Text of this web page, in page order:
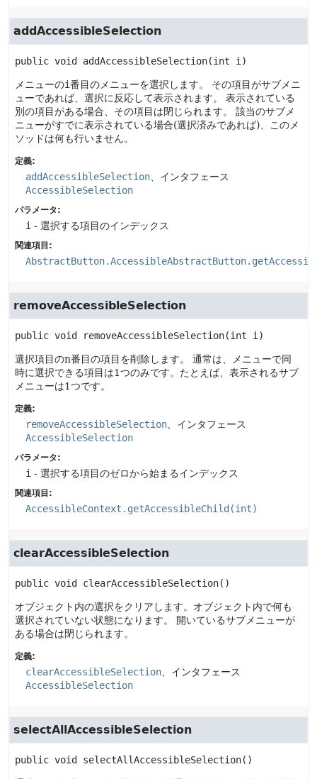
addAccessibleSelection
public void addAccessibleSelection(int i)
メニューのi番目のメニューを選択します。
その項目がサブメニ
ューであれば、選択に反応して表示されます。
表示されている
別の項目がある場合、その項目は閉じられます。
該当のサブメ
ニューがすでに表示されている場合(選択済みであれば)、このメ
ソッドは何も行いません。
定義:
addAccessibleSelection 、インタフェース
AccessibleSelection
パラメータ:
i - 選択する項目のインデックス
関連項目:
removeAccessibleSelection
public void removeAccessibleSelection(int i)
選択項目のn番目の項目を削除します。
通常は、メニューで同
時に選択できる項目は1つのみです。たとえば、表示されるサブ
メニューは1つです。
定義:
removeAccessibleSelection 、インタフェース
AccessibleSelection
パラメータ:
i - 選択する項目のゼロから始まるインデックス
関連項目:
AccessibleContext.getAccessibleChild(int)
clearAccessibleSelection
public void clearAccessibleSelection()
オブジェクト内の選択をクリアします。オブジェクト内で何も
選択されていない状態になります。
開いているサブメニューが
ある場合は閉じられます。
定義:
clearAccessibleSelection 、インタフェース
AccessibleSelection
selectAllAccessibleSelection
public void selectAllAccessibleSelection()